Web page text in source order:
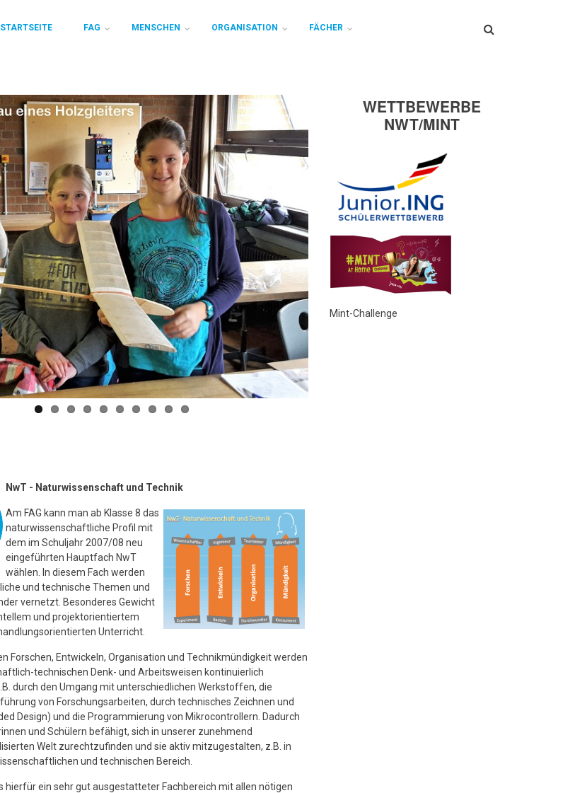
STARTSEITE FAG MENSCHEN ORGANISATION FÄCHER
NwT - Naturwissenschaft und Technik
Am FAG kann man ab Klasse 8 das
naturwissenschaftliche Profil mit
dem im Schuljahr 2007/08 neu
eingeführten Hauptfach NwT
wählen. In diesem Fach werden
und technische Themen und
vernetzt. Besonderes Gewicht
und projektorientiertem
Unterricht.
Forschen, Entwickeln, Organisation und Technikmündigkeit werden
technischen Denk- und Arbeitsweisen kontinuierlich
durch den Umgang mit unterschiedlichen Werkstoffen, die
von Forschungsarbeiten, durch technisches Zeichnen und
Design) und die Programmierung von Mikrocontrollern. Dadurch
und Schülern befähigt, sich in unserer zunehmend
Welt zurechtzufinden und sie aktiv mitzugestalten, z.B. in
und technischen Bereich.
hierfür ein sehr gut ausgestatteter Fachbereich mit allen nötigen
WETTBEWERBE
NWT/MINT
Mint-Challenge